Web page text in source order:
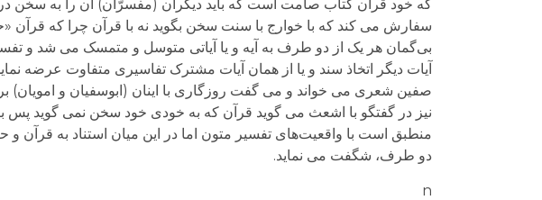
سفارش می کند که با خوارج با سنت سخن بگوید نه با قرآن چرا که قرآن
بی‌گمان هر یک از دو طرف به آیه و یا آیاتی متوسل و متمسک می شد و
آیات دیگر اتخاذ سند و یا از همان آیات مشترک تفاسیری متفاوت عرضه
صفین شعری می خواند و می گفت روزگاری با اینان (ابوسفیان و امویان)
نیز در گفتگو با اشعث می گوید قرآن که به خودی خود سخن نمی گوید پس
منطبق است با واقعیت‌های تفسیر متون اما در این میان استناد به قرآن و
دو طرف، شگفت می نماید.
n